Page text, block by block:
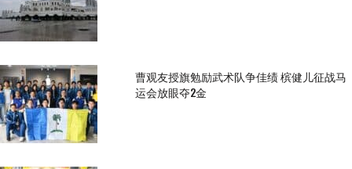
曹观友授旗勉励武术队争佳绩 槟健儿征战马
运会放眼夺2金